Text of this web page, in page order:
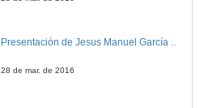
Presentación de Jesus Manuel García Díaz
28 de mar. de 2016